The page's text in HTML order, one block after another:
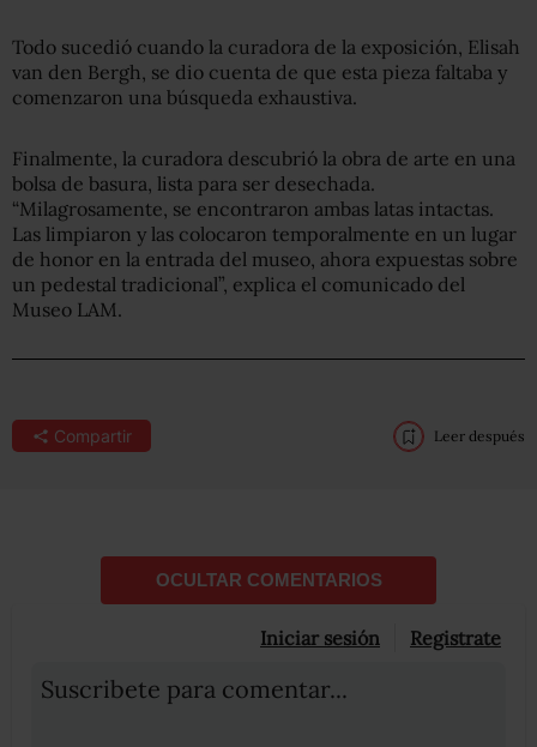
Todo sucedió cuando la curadora de la exposición, Elisah
van den Bergh, se dio cuenta de que esta pieza faltaba y
comenzaron una búsqueda exhaustiva.
Finalmente, la curadora descubrió la obra de arte en una
bolsa de basura, lista para ser desechada.
“Milagrosamente, se encontraron ambas latas intactas.
Las limpiaron y las colocaron temporalmente en un lugar
de honor en la entrada del museo, ahora expuestas sobre
un pedestal tradicional”, explica el comunicado del
Museo LAM.
Compartir Leer después
OCULTAR COMENTARIOS
Iniciar sesión Registrate
Suscribete para comentar...